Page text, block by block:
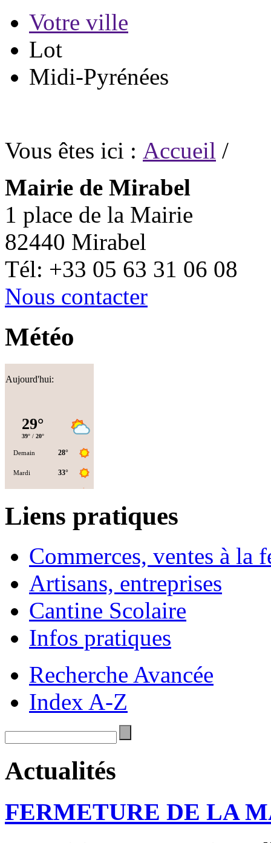
Votre ville
Lot
Midi-Pyrénées
Vous êtes ici : Accueil /
Mairie de Mirabel
1 place de la Mairie
82440 Mirabel
Tél: +33 05 63 31 06 08
Nous contacter
Météo
Aujourd'hui:
Liens pratiques
Commerces, ventes à la
Artisans, entreprises
Cantine Scolaire
Infos pratiques
Recherche Avancée
Index A-Z
Actualités
FERMETURE DE LA